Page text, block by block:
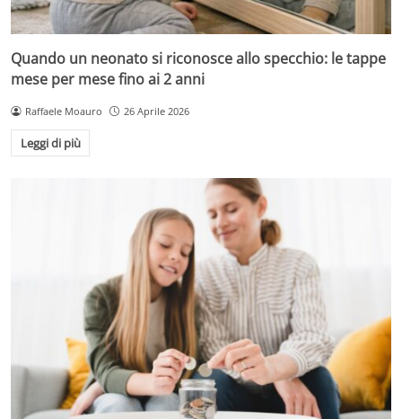
Quando un neonato si riconosce allo specchio: le tappe
mese per mese fino ai 2 anni
Raffaele Moauro 26 Aprile 2026
Leggi di più